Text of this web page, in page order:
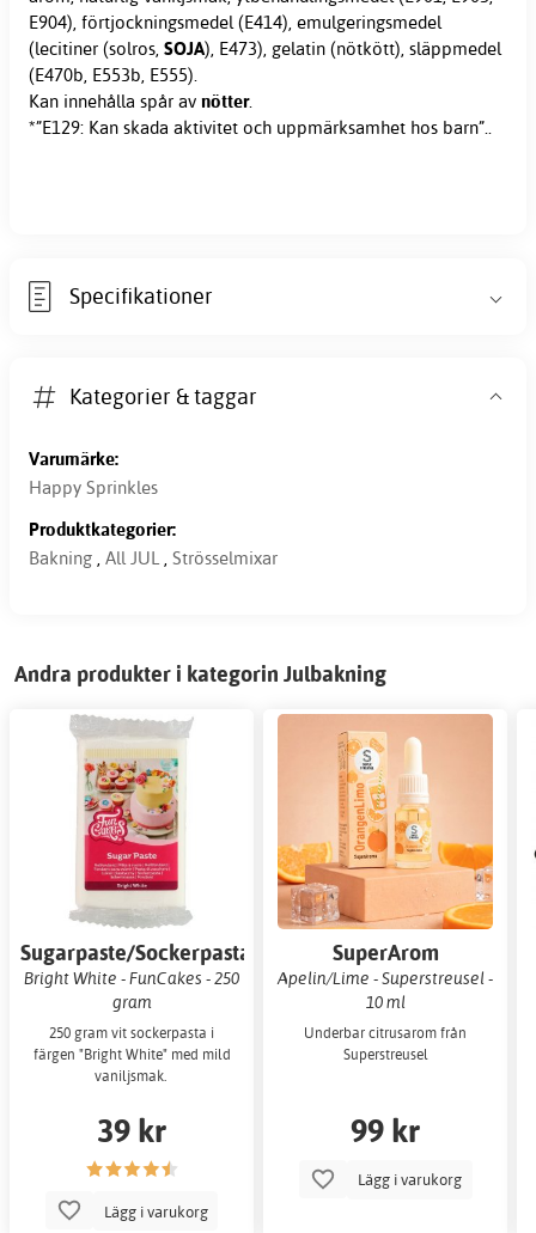
E904), förtjockningsmedel (E414), emulgeringsmedel
(lecitiner (solros, SOJA), E473), gelatin (nötkött), släppmedel
(E470b, E553b, E555).
Kan innehålla spår av nötter.
*”E129: Kan skada aktivitet och uppmärksamhet hos barn”..
Specifikationer
Kategorier & taggar
Varumärke:
Happy Sprinkles
Produktkategorier:
Bakning All JUL Strösselmixar
Andra produkter i kategorin Julbakning
Sugarpaste/Sockerpasta
Bright White - FunCakes - 250
gram
250 gram vit sockerpasta i
färgen "Bright White" med mild
vaniljsmak.
39 kr
Lägg i varukorg
SuperArom
Apelin/Lime - Superstreusel -
10 ml
Underbar citrusarom från
Superstreusel
99 kr
Lägg i varukorg